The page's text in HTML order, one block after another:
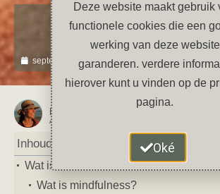
Yoga en Meditatie
Wat is mindfulness?
september 21, 2023 geen reacties
Petra
AUTEUR VAN DIT ARTIKEL
Inhoud
Wat is mindfulness?
Wat is mindfulness?
Deze website maakt gebruik
functionele cookies die een
werking van deze website
garanderen. verdere
hierover kunt u vinden op de
pagina.
Oké